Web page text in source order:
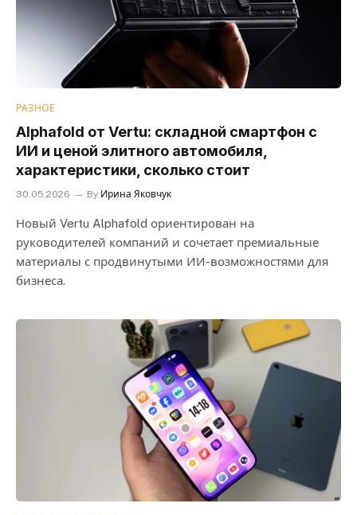
РАЗНОЕ
Alphafold от Vertu: складной смартфон с
ИИ и ценой элитного автомобиля,
характеристики, сколько стоит
30.05.2026 By Ирина Яковчук
Новый Vertu Alphafold ориентирован на
руководителей компаний и сочетает премиальные
материалы с продвинутыми ИИ-возможностями для
бизнеса.